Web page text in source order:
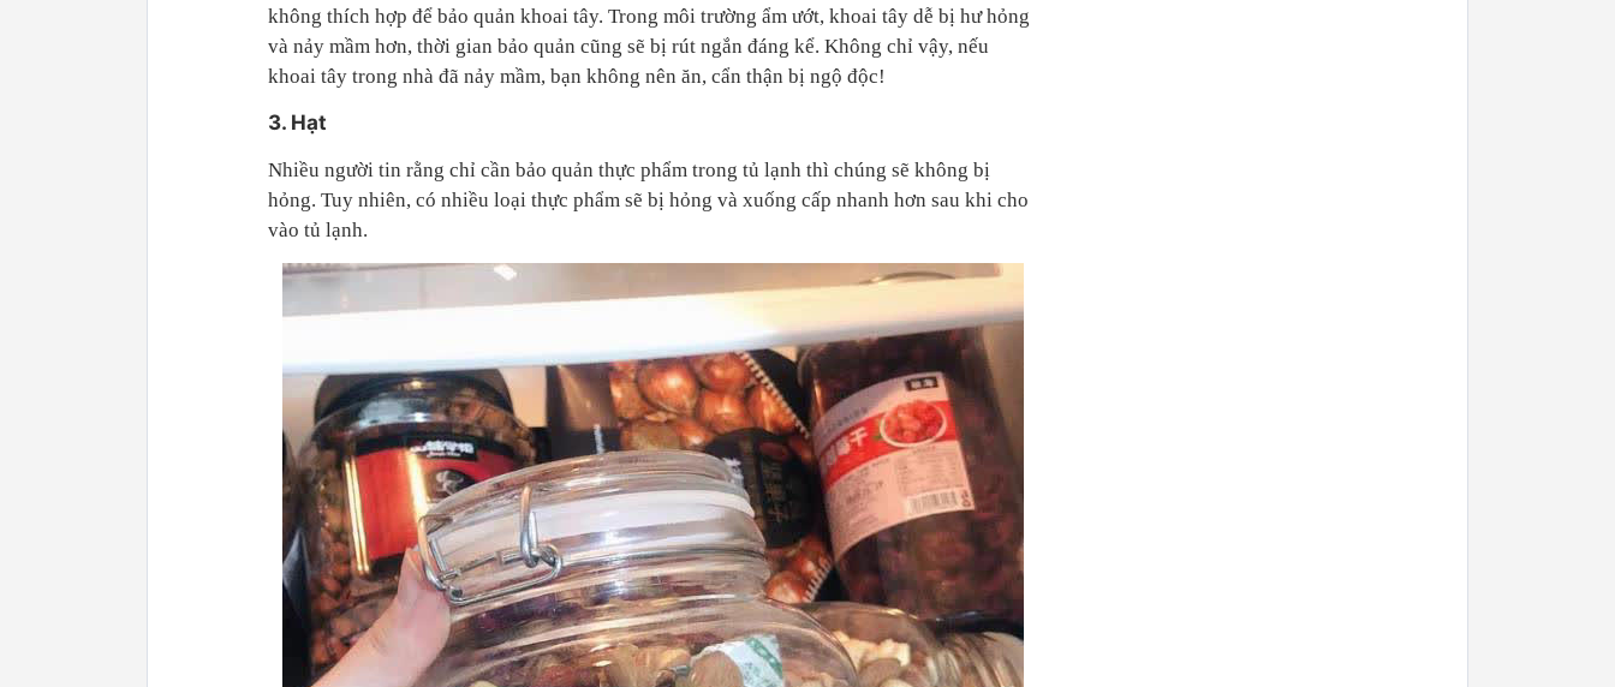
không thích hợp để bảo quản khoai tây. Trong môi trường ẩm ướt, khoai tây dễ bị hư hỏng
và nảy mầm hơn, thời gian bảo quản cũng sẽ bị rút ngắn đáng kể. Không chỉ vậy, nếu
khoai tây trong nhà đã nảy mầm, bạn không nên ăn, cẩn thận bị ngộ độc!
3. Hạt
Nhiều người tin rằng chỉ cần bảo quản thực phẩm trong tủ lạnh thì chúng sẽ không bị
hỏng. Tuy nhiên, có nhiều loại thực phẩm sẽ bị hỏng và xuống cấp nhanh hơn sau khi cho
vào tủ lạnh.